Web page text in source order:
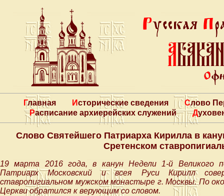
Главная Исторические сведения
Слово
Расписание архиерейских служений
Слово Святейшего Патриарха Кирилла в
Сретенском
19 марта 2016 года, в канун Недели 1-й Великого
Патриарх Московский и всея Руси Кирилл
ставропигиальном мужском монастыре г. Москвы. По
Церкви обратился к верующим со словом.